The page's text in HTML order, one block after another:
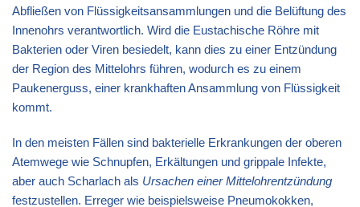
Abfließen von Flüssigkeitsansammlungen und die Belüftung des
Innenohrs verantwortlich. Wird die Eustachische Röhre mit
Bakterien oder Viren besiedelt, kann dies zu einer Entzündung
der Region des Mittelohrs führen, wodurch es zu einem
Paukenerguss, einer krankhaften Ansammlung von Flüssigkeit
kommt.
In den meisten Fällen sind bakterielle Erkrankungen der oberen
Atemwege wie Schnupfen, Erkältungen und grippale Infekte,
aber auch Scharlach als Ursachen einer Mittelohrentzündung
festzustellen. Erreger wie beispielsweise Pneumokokken,